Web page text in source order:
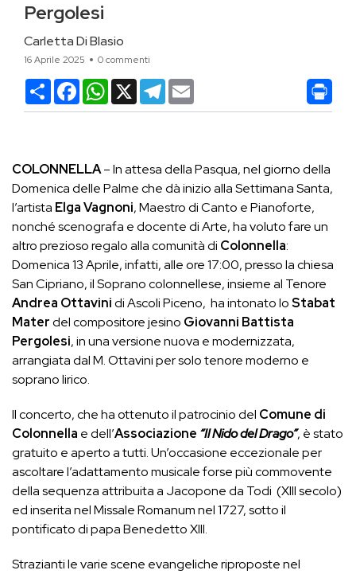
Pergolesi
Carletta Di Blasio
16 Aprile 2025 0 commenti
CondividiFacebookWhatsApp
X Telegram
COLONNELLA– In attesa della Pasqua, nel giorno della
Domenica delle Palme che dà inizio alla Settimana Santa,
l’artista Elga Vagnoni, Maestro di Canto e Pianoforte,
nonché scenografa e docente di Arte, ha voluto fare un
altro prezioso regalo alla comunità di Colonnella:
Domenica 13 Aprile, infatti, alle ore 17:00, presso la chiesa
San Cipriano, il Soprano colonnellese, insieme al Tenore
Andrea Ottavinidi Ascoli Piceno, ha intonato loStabat
Materdel compositore jesino Giovanni Battista
Pergolesi, in una versione nuova e modernizzata,
arrangiata dal M. Ottavini per solo tenore moderno e
soprano lirico.
Il concerto, che ha ottenuto il patrocinio del Comune di
Colonnella e dell’Associazione “Il Nido del Drago”, è stato
gratuito e aperto a tutti. Un’occasione eccezionale per
ascoltare l’adattamento musicale forse più commovente
della sequenza attribuita a Jacopone da Todi (XIII secolo)
ed inserita nel Missale Romanum nel 1727, sotto il
pontificato di papa Benedetto XIII.
Strazianti le varie scene evangeliche riproposte nel